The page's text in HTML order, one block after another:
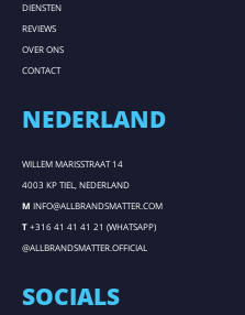
DIENSTEN
REVIEWS
OVER ONS
CONTACT
NEDERLAND
WILLEM MARISSTRAAT 14
4003 KP TIEL, NEDERLAND
M INFO@ALLBRANDSMATTER.COM
T+316 41 41 41 21 (WHATSAPP)
@ALLBRANDSMATTER.OFFICIAL
SOCIALS